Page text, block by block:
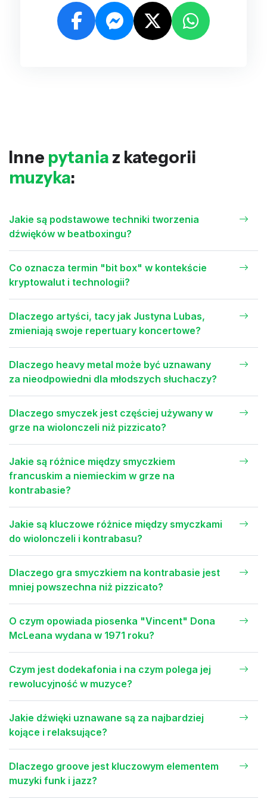
Inne pytania z kategorii
muzyka:
Jakie są podstawowe techniki tworzenia
dźwięków w beatboxingu?
Co oznacza termin "bit box" w kontekście
kryptowalut i technologii?
Dlaczego artyści, tacy jak Justyna Lubas,
zmieniają swoje repertuary koncertowe?
Dlaczego heavy metal może być uznawany
za nieodpowiedni dla młodszych słuchaczy?
Dlaczego smyczek jest częściej używany w
grze na wiolonczeli niż pizzicato?
Jakie są różnice między smyczkiem
francuskim a niemieckim w grze na
kontrabasie?
Jakie są kluczowe różnice między smyczkami
do wiolonczeli i kontrabasu?
Dlaczego gra smyczkiem na kontrabasie jest
mniej powszechna niż pizzicato?
O czym opowiada piosenka "Vincent" Dona
McLeana wydana w 1971 roku?
Czym jest dodekafonia i na czym polega jej
rewolucyjność w muzyce?
Jakie dźwięki uznawane są za najbardziej
kojące i relaksujące?
Dlaczego groove jest kluczowym elementem
muzyki funk i jazz?